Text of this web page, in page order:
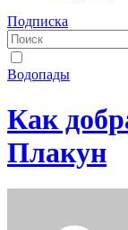
Подписка
Водопады
Как
Плакун